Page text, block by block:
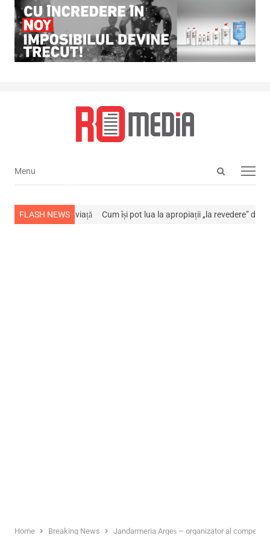
Open
Menu
Menu
FLASH NEWS
s-a stins din viață Cum își pot lua la apropiații „la revedere” de la…
Home Breaking News Jandarmeria Argeș – organizator al